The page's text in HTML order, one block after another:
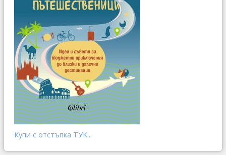
Купи с отстъпка ТУК...